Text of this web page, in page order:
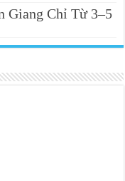
Giang Chỉ Từ 3–5